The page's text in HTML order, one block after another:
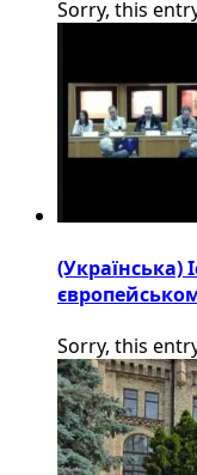
Sorry, this
(Українська)
Sorry, this